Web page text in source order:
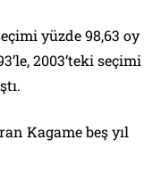
yüzde 98,63 oy
2003’teki seçimi
Kagame beş yıl